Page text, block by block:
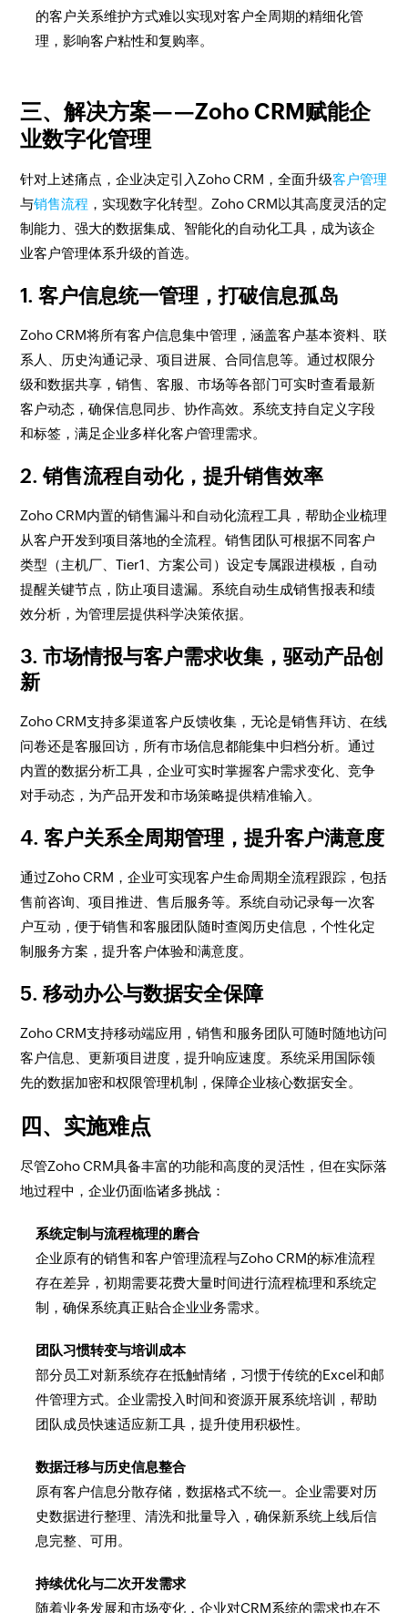
的客户关系维护方式难以实现对客户全周期的精细化管
理，影响客户粘性和复购率。
三、解决方案——Zoho CRM赋能企
业数字化管理
针对上述痛点，企业决定引入Zoho CRM，全面升级客户管理
与销售流程 ，实现数字化转型。Zoho CRM以其高度灵活的定
制能力、强大的数据集成、智能化的自动化工具，成为该企
业客户管理体系升级的首选。
1. 客户信息统一管理，打破信息孤岛
Zoho CRM将所有客户信息集中管理，涵盖客户基本资料、联
系人、历史沟通记录、项目进展、合同信息等。通过权限分
级和数据共享，销售、客服、市场等各部门可实时查看最新
客户动态，确保信息同步、协作高效。系统支持自定义字段
和标签，满足企业多样化客户管理需求。
2. 销售流程自动化，提升销售效率
Zoho CRM内置的销售漏斗和自动化流程工具，帮助企业梳理
从客户开发到项目落地的全流程。销售团队可根据不同客户
类型（主机厂、Tier1、方案公司）设定专属跟进模板，自动
提醒关键节点，防止项目遗漏。系统自动生成销售报表和绩
效分析，为管理层提供科学决策依据。
3. 市场情报与客户需求收集，驱动产品创
新
Zoho CRM支持多渠道客户反馈收集，无论是销售拜访、在线
问卷还是客服回访，所有市场信息都能集中归档分析。通过
内置的数据分析工具，企业可实时掌握客户需求变化、竞争
对手动态，为产品开发和市场策略提供精准输入。
4. 客户关系全周期管理，提升客户满意度
通过Zoho CRM，企业可实现客户生命周期全流程跟踪，包括
售前咨询、项目推进、售后服务等。系统自动记录每一次客
户互动，便于销售和客服团队随时查阅历史信息，个性化定
制服务方案，提升客户体验和满意度。
5. 移动办公与数据安全保障
Zoho CRM支持移动端应用，销售和服务团队可随时随地访问
客户信息、更新项目进度，提升响应速度。系统采用国际领
先的数据加密和权限管理机制，保障企业核心数据安全。
四、实施难点
尽管Zoho CRM具备丰富的功能和高度的灵活性，但在实际落
地过程中，企业仍面临诸多挑战：
系统定制与流程梳理的磨合
企业原有的销售和客户管理流程与Zoho CRM的标准流程
存在差异，初期需要花费大量时间进行流程梳理和系统定
制，确保系统真正贴合企业业务需求。
团队习惯转变与培训成本
部分员工对新系统存在抵触情绪，习惯于传统的Excel和邮
件管理方式。企业需投入时间和资源开展系统培训，帮助
团队成员快速适应新工具，提升使用积极性。
数据迁移与历史信息整合
原有客户信息分散存储，数据格式不统一。企业需要对历
史数据进行整理、清洗和批量导入，确保新系统上线后信
息完整、可用。
持续优化与二次开发需求
随着业务发展和市场变化，企业对CRM系统的需求也在不